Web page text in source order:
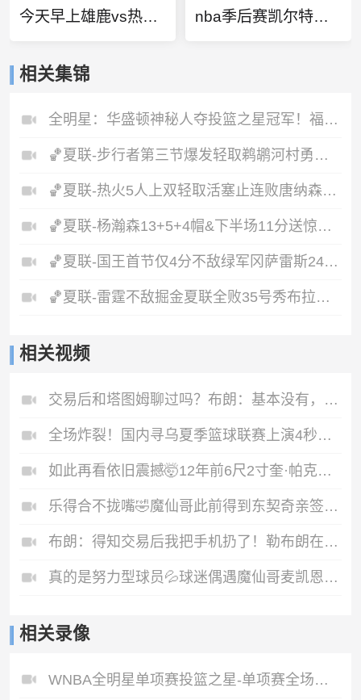
今天早上雄鹿vs热火回放 nba季后赛凯尔特人vs步行者第四场
相关集锦
全明星：华盛顿神秘人夺投篮之星冠军！福德夺得三分大赛冠军！
🏀夏联-步行者第三节爆发轻取鹈鹕河村勇辉5+5+12斯劳森22分
🏀夏联-热火5人上双轻取活塞止连败唐纳森20+8+10奥科里27分
🏀夏联-杨瀚森13+5+4帽&下半场11分送惊艳妙传开拓者力克掘金
🏀夏联-国王首节仅4分不敌绿军冈萨雷斯24+10+5塞纳克10+12
🏀夏联-雷霆不敌掘金夏联全败35号秀布拉齐尔32+6马拉14+7+6
相关视频
交易后和塔图姆聊过吗？布朗：基本没有，我对他只有尊重
全场炸裂！国内寻乌夏季篮球联赛上演4秒半场单手超远绝杀好戏！
如此再看依旧震撼🤯12年前6尺2寸奎·帕克的炸扣引爆全网！
乐得合不拢嘴🤣魔仙哥此前得到东契奇亲签球衣！向朋友疯狂炫耀
布朗：得知交易后我把手机扔了！勒布朗在群聊里很活跃🤣
真的是努力型球员💦球迷偶遇魔仙哥麦凯恩刚冒雨跑完步！
相关录像
WNBA全明星单项赛投篮之星-单项赛全场录像